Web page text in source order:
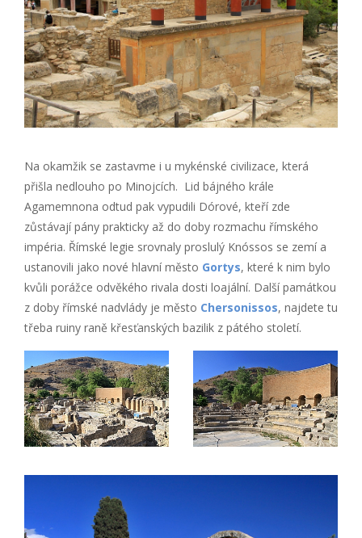
Na okamžik se zastavme i u mykénské civilizace, která
přišla nedlouho po Minojcích. Lid bájného krále
Agamemnona odtud pak vypudili Dórové, kteří zde
zůstávají pány prakticky až do doby rozmachu římského
impéria. Římské legie srovnaly proslulý Knóssos se zemí a
ustanovili jako nové hlavní město Gortys, které k nim bylo
kvůli porážce odvěkého rivala dosti loajální. Další památkou
z doby římské nadvlády je město Chersonissos, najdete tu
třeba ruiny raně křesťanských bazilik z pátého století.